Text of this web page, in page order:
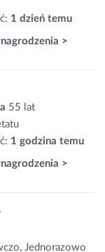
1 dzień temu
>
55 lat
1 godzina temu
>
Jednorazowo